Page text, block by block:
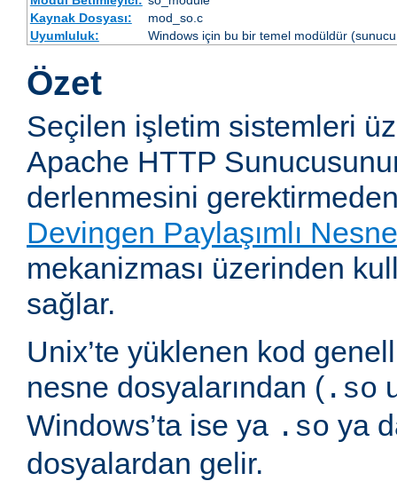
Kaynak Dosyası:
mod_so.c
Uyumluluk:
Windows için bu bir temel modüldür
Özet
Seçilen işletim sistemleri
Apache HTTP
derlenmesini
Devingen Paylaşımlı Nesne
mekanizması üzerinden
sağlar.
Unix’te yüklenen kod
nesne dosyalarından ( .so
Windows’ta ise ya .so ya
dosyalardan gelir.